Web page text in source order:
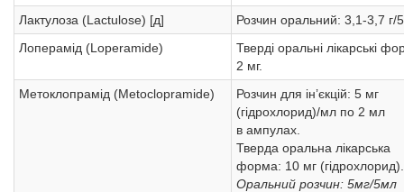
Лактулоза (Lactulose) [д]
Розчин оральний: 3,1-3,7 г/
Лоперамід (Loperamide)
Тверді оральні лікарські
2 мг.
Метоклопрамід (Metoclopramide)
Розчин для ін’єкцій: 5 мг
(гідрохлорид)/мл по 2 мл
в ампулах.
Тверда оральна лікарська
форма: 10 мг
Оральний розчин: 5мг/5мл